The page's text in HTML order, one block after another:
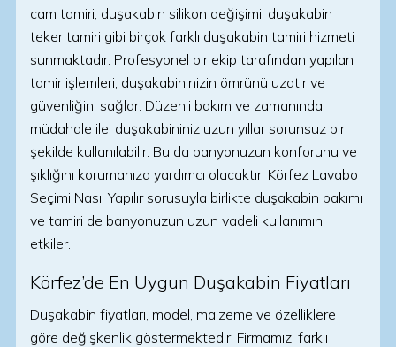
cam tamiri, duşakabin silikon değişimi, duşakabin
teker tamiri gibi birçok farklı duşakabin tamiri hizmeti
sunmaktadır. Profesyonel bir ekip tarafından yapılan
tamir işlemleri, duşakabininizin ömrünü uzatır ve
güvenliğini sağlar. Düzenli bakım ve zamanında
müdahale ile, duşakabininiz uzun yıllar sorunsuz bir
şekilde kullanılabilir. Bu da banyonuzun konforunu ve
şıklığını korumanıza yardımcı olacaktır. Körfez Lavabo
Seçimi Nasıl Yapılır sorusuyla birlikte duşakabin bakımı
ve tamiri de banyonuzun uzun vadeli kullanımını
etkiler.
Körfez’de En Uygun Duşakabin Fiyatları
Duşakabin fiyatları, model, malzeme ve özelliklere
göre değişkenlik göstermektedir. Firmamız, farklı